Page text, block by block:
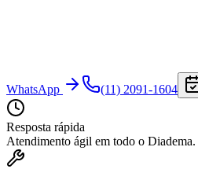
WhatsApp (11) 2091-1604
Resposta rápida
Atendimento ágil em todo o Diadema.